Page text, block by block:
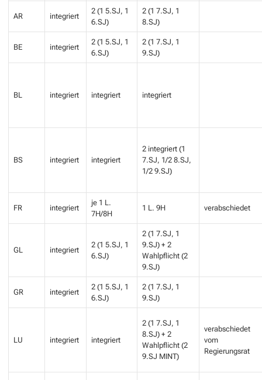
AR integriert
2 (1 5.SJ, 1
6.SJ)
2 (1 7.SJ, 1
8.SJ)
BE integriert
2 (1 5.SJ, 1
6.SJ)
2 (1 7.SJ, 1
9.SJ)
BL integriert integriert integriert
BS integriert integriert
2 integriert (1
7.SJ, 1/2 8.SJ,
1/2 9.SJ)
FR integriert
je 1 L.
7H/8H
1 L. 9H verabschiedet
GL integriert
2 (1 5.SJ, 1
6.SJ)
2 (1 7.SJ, 1
9.SJ) + 2
Wahlpflicht (2
9.SJ)
GR integriert
2 (1 5.SJ, 1
6.SJ)
2 (1 7.SJ, 1
9.SJ)
LU integriert integriert
2 (1 7.SJ, 1
8.SJ) + 2
Wahlpflicht (2
9.SJ MINT)
verabschiedet
vom
Regierungsrat